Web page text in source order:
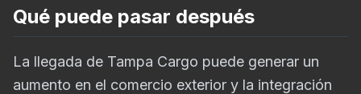
Qué puede pasar después
La llegada de Tampa Cargo puede generar un
aumento en el comercio exterior y la integración